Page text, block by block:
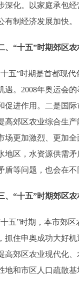
ENGLISH
ITALIANO
深化。以家庭承包
有制经济发展加快。
“十五”时期郊区农
”时期是首都现代
遇。2008年奥运会
促进作用。二是国
高郊区农业综合生
场更加激烈、更加
地区，水资源供需
盾等问题，也会在
、“十五”时期郊区
”时期，本市郊区
抓住申奥成功大好
高郊区农业现代化
地和市区人口疏散